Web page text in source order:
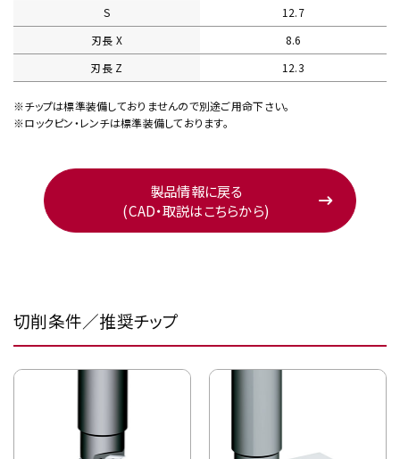
S
12.7
刃長 X
8.6
刃長 Z
12.3
※チップは標準装備しておりませんので別途ご用命下さい。
※ロックピン・レンチは標準装備しております。
製品情報に戻る
(CAD・取説はこちらから)
切削条件／推奨チップ